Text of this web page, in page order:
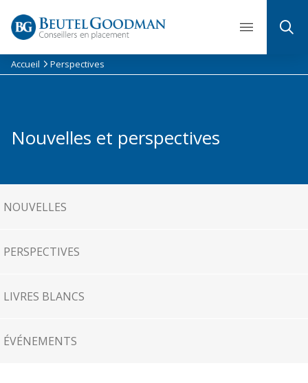
Accueil Perspectives
Nouvelles et perspectives
NOUVELLES
PERSPECTIVES
LIVRES BLANCS
ÉVÉNEMENTS